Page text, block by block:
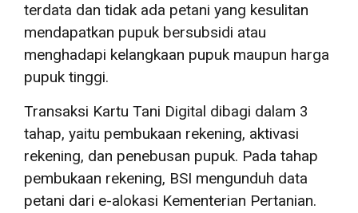
terdata dan tidak ada petani yang kesulitan
mendapatkan pupuk bersubsidi atau
menghadapi kelangkaan pupuk maupun harga
pupuk tinggi.
Transaksi Kartu Tani Digital dibagi dalam 3
tahap, yaitu pembukaan rekening, aktivasi
rekening, dan penebusan pupuk. Pada tahap
pembukaan rekening, BSI mengunduh data
petani dari e-alokasi Kementerian Pertanian.